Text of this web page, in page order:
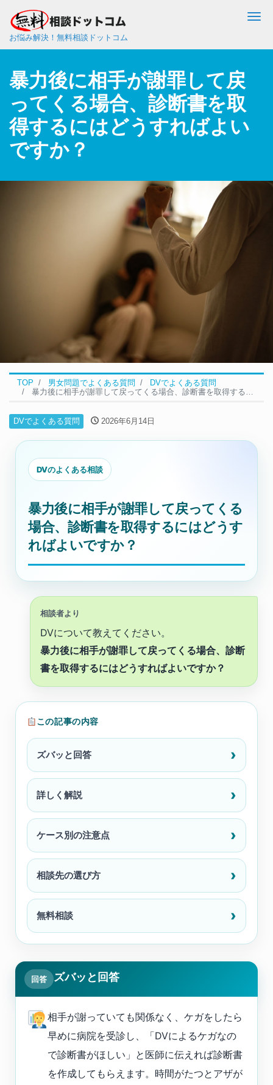
お悩み解決！無料相談ドットコム
暴力後に相手が謝罪して戻
ってくる場合、診断書を取
得するにはどうすればよい
ですか？
TOP 男女問題でよくある質問
DVでよくある質問
暴力後に相手が謝罪して戻ってくる場合、診断書を取得するにはどうすればよいですか？
DVでよくある質問 2026年6月14日
DVのよくある相談
暴力後に相手が謝罪して戻ってくる
場合、診断書を取得するにはどうす
ればよいですか？
相談者より
DVについて教えてください。
暴力後に相手が謝罪して戻ってくる場合、診断
書を取得するにはどうすればよいですか？
この記事の内容
ズバッと回答
詳しく解説
ケース別の注意点
相談先の選び方
無料相談
回答 ズバッと回答
相手が謝っていても関係なく、ケガをしたら
早めに病院を受診し、「DVによるケガなの
で診断書がほしい」と医師に伝えれば診断書
を作成してもらえます。時間がたつとアザが